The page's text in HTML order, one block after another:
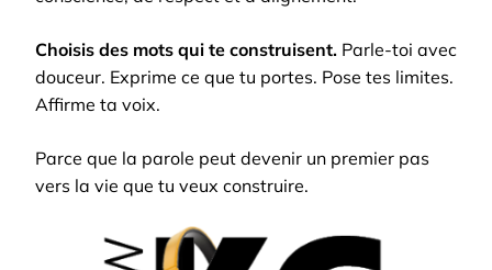
Choisis des mots qui te construisent. Parle-toi avec
douceur. Exprime ce que tu portes. Pose tes limites.
Affirme ta voix.
Parce que la parole peut devenir un premier pas
vers la vie que tu veux construire.